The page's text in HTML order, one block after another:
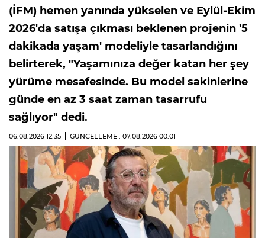
(İFM) hemen yanında yükselen ve Eylül-Ekim
2026'da satışa çıkması beklenen projenin '5
dakikada yaşam' modeliyle tasarlandığını
belirterek, "Yaşamınıza değer katan her şey
yürüme mesafesinde. Bu model sakinlerine
günde en az 3 saat zaman tasarrufu
sağlıyor" dedi.
06.08.2026 12:35 GÜNCELLEME : 07.08.2026 00:01